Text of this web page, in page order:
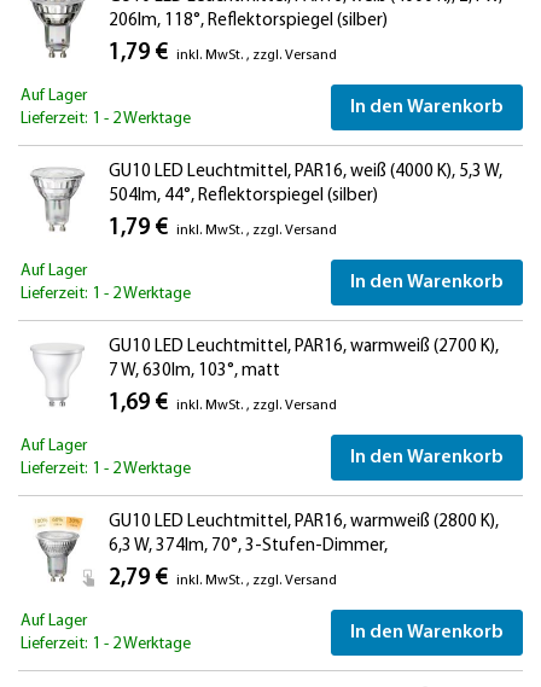
206lm, 118°, Reflektorspiegel (silber)
1,79 € inkl. MwSt. , zzgl. Versand
Auf Lager
Lieferzeit: 1 - 2 Werktage
In den Warenkorb
GU10 LED Leuchtmittel, PAR16, weiß (4000 K), 5,3 W,
504lm, 44°, Reflektorspiegel (silber)
1,79 € inkl. MwSt. , zzgl. Versand
Auf Lager
Lieferzeit: 1 - 2 Werktage
In den Warenkorb
GU10 LED Leuchtmittel, PAR16, warmweiß (2700 K),
7 W, 630lm, 103°, matt
1,69 € inkl. MwSt. , zzgl. Versand
Auf Lager
Lieferzeit: 1 - 2 Werktage
In den Warenkorb
GU10 LED Leuchtmittel, PAR16, warmweiß (2800 K),
6,3 W, 374lm, 70°, 3-Stufen-Dimmer,
Reflektorspiegel (silber)
2,79 € inkl. MwSt. , zzgl. Versand
Auf Lager
Lieferzeit: 1 - 2 Werktage
In den Warenkorb